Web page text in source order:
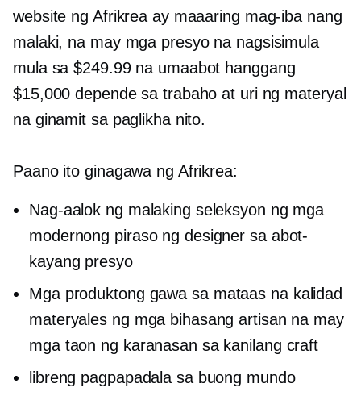
website ng Afrikrea ay maaaring mag-iba nang
malaki, na may mga presyo na nagsisimula
mula sa $249.99 na umaabot hanggang
$15,000 depende sa trabaho at uri ng materyal
na ginamit sa paglikha nito.
Paano ito ginagawa ng Afrikrea:
Nag-aalok ng malaking seleksyon ng mga
modernong piraso ng designer sa abot-
kayang presyo
Mga produktong gawa sa mataas na kalidad
materyales ng mga bihasang artisan na may
mga taon ng karanasan sa kanilang craft
libreng pagpapadala sa buong mundo